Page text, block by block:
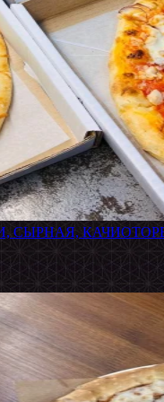
СЫРНАЯ,